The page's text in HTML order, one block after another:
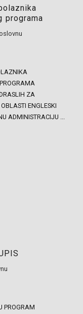
programa
ZA
ENGLESKI
ADMINISTRACIJU ...
PROGRAM